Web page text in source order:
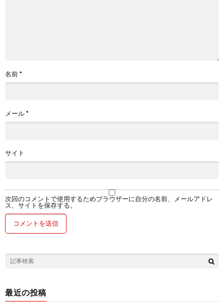
名前*
メール*
サイト
次回のコメントで使用するためブラウザーに自分の名前、メールアドレ
ス、サイトを保存する。
最近の投稿